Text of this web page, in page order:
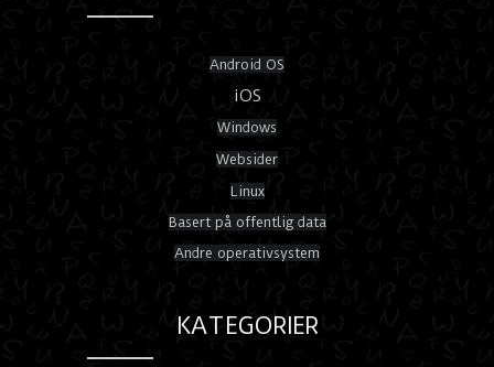
Android OS
iOS
Windows
Websider
Linux
Basert på offentlig data
Andre operativsystem
KATEGORIER